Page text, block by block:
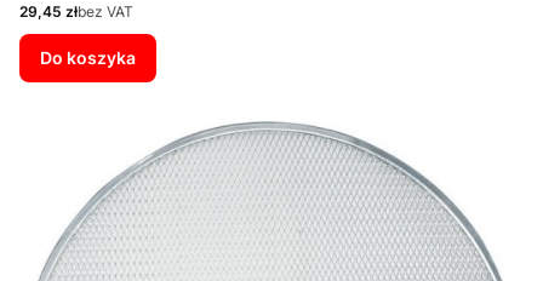
Cena
29,45 złbez VAT
Do koszyka